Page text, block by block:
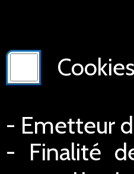
- Emetteur
- Finalité